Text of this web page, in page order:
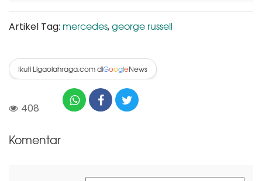
Artikel Tag: mercedes,george russell
Ikuti Ligaolahraga.com diGoogleNews
408
Komentar